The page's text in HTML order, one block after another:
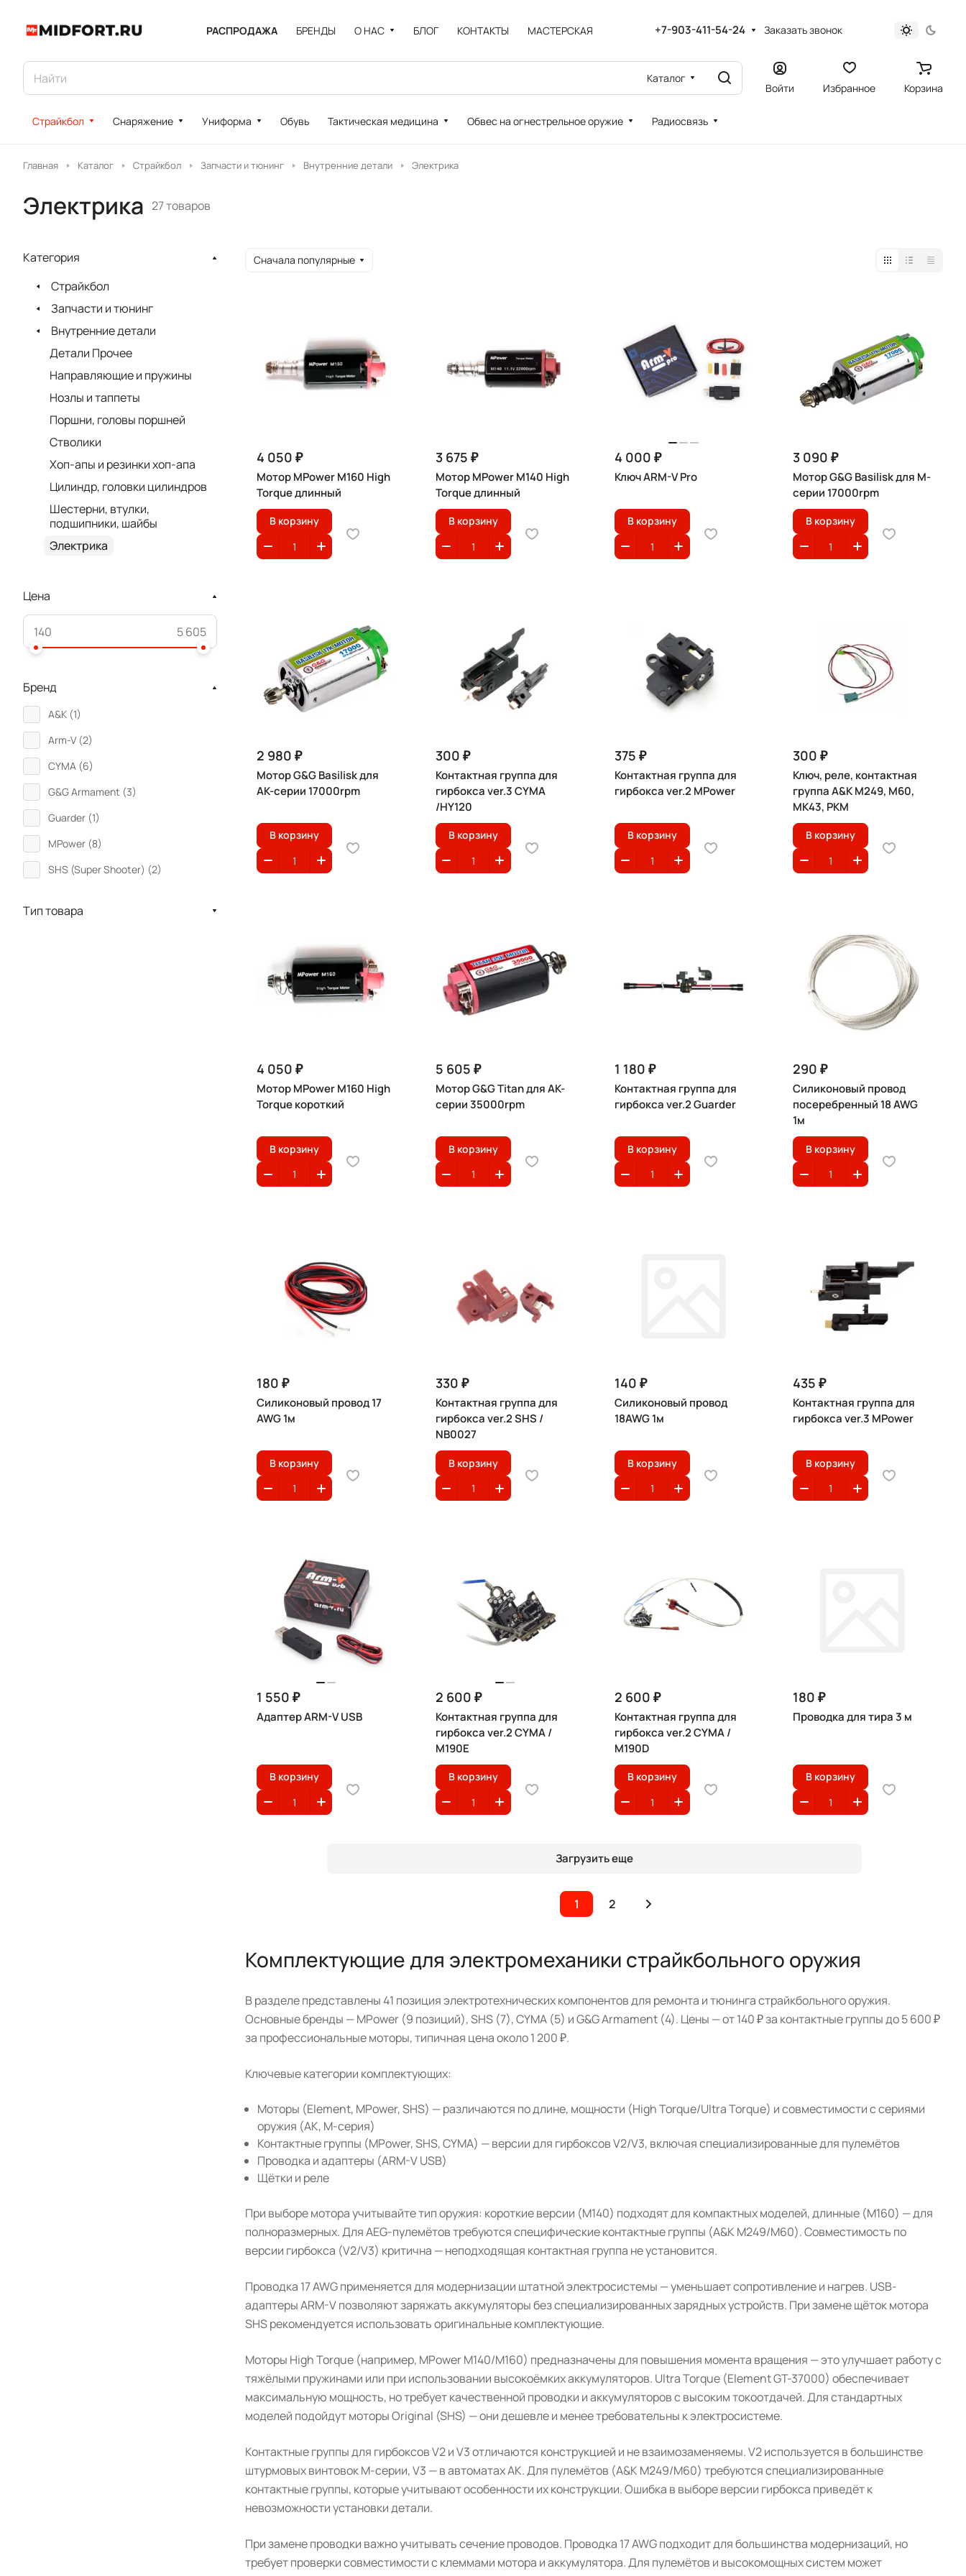
РАСПРОДАЖА БРЕНДЫ О НАС БЛОГ КОНТАКТЫ МАСТЕРСКАЯ +7-903-411-54-24 Заказать звонок
Каталог
Войти Избранное Корзина
Страйкбол Снаряжение Униформа Обувь Тактическая медицина Обвес на огнестрельное оружие Радиосвязь
Главная Каталог Страйкбол Запчасти и тюнинг Внутренние детали Электрика
Электрика 27 товаров
Сначала популярные
4 050 ₽
Мотор MPower M160 High
Torque длинный
В корзину
3 675 ₽
Мотор MPower M140 High
Torque длинный
В корзину
4 000 ₽
Ключ ARM-V Pro
В корзину
3 090 ₽
Мотор G&G Basilisk для М-
серии 17000rpm
В корзину
2 980 ₽
Мотор G&G Basilisk для
АК-серии 17000rpm
В корзину
300 ₽
Контактная группа для
гирбокса ver.3 CYMA
/HY120
В корзину
375 ₽
Контактная группа для
гирбокса ver.2 MPower
В корзину
300 ₽
Ключ, реле, контактная
группа A&K M249, M60,
MK43, PKM
В корзину
4 050 ₽
Мотор MPower M160 High
Torque короткий
В корзину
5 605 ₽
Мотор G&G Titan для АК-
серии 35000rpm
В корзину
1 180 ₽
Контактная группа для
гирбокса ver.2 Guarder
В корзину
290 ₽
Силиконовый провод
посеребренный 18 AWG
1м
В корзину
180 ₽
Силиконовый провод 17
AWG 1м
В корзину
330 ₽
Контактная группа для
гирбокса ver.2 SHS /
NB0027
В корзину
140 ₽
Силиконовый провод
18AWG 1м
В корзину
435 ₽
Контактная группа для
гирбокса ver.3 MPower
В корзину
1 550 ₽
Адаптер ARM-V USB
В корзину
2 600 ₽
Контактная группа для
гирбокса ver.2 CYMA /
M190E
В корзину
2 600 ₽
Контактная группа для
гирбокса ver.2 CYMA /
M190D
В корзину
180 ₽
Проводка для тира 3 м
В корзину
Загрузить еще
1 2
Комплектующие для электромеханики страйкбольного оружия
В разделе представлены 41 позиция электротехнических компонентов для ремонта и тюнинга страйкбольного оружия.
Основные бренды — MPower (9 позиций), SHS (7), CYMA (5) и G&G Armament (4). Цены — от 140 ₽ за контактные группы до 5 600 ₽
за профессиональные моторы, типичная цена около 1 200 ₽.
Ключевые категории комплектующих:
Моторы (Element, MPower, SHS) — различаются по длине, мощности (High Torque/Ultra Torque) и совместимости с сериями
оружия (АК, M-серия)
Контактные группы (MPower, SHS, CYMA) — версии для гирбоксов V2/V3, включая специализированные для пулемётов
Проводка и адаптеры (ARM-V USB)
Щётки и реле
При выборе мотора учитывайте тип оружия: короткие версии (M140) подходят для компактных моделей, длинные (M160) — для
полноразмерных. Для AEG-пулемётов требуются специфические контактные группы (A&K M249/M60). Совместимость по
версии гирбокса (V2/V3) критична — неподходящая контактная группа не установится.
Проводка 17 AWG применяется для модернизации штатной электросистемы — уменьшает сопротивление и нагрев. USB-
адаптеры ARM-V позволяют заряжать аккумуляторы без специализированных зарядных устройств. При замене щёток мотора
SHS рекомендуется использовать оригинальные комплектующие.
Моторы High Torque (например, MPower M140/M160) предназначены для повышения момента вращения — это улучшает работу с
тяжёлыми пружинами или при использовании высокоёмких аккумуляторов. Ultra Torque (Element GT-37000) обеспечивает
максимальную мощность, но требует качественной проводки и аккумуляторов с высоким токоотдачей. Для стандартных
моделей подойдут моторы Original (SHS) — они дешевле и менее требовательны к электросистеме.
Контактные группы для гирбоксов V2 и V3 отличаются конструкцией и не взаимозаменяемы. V2 используется в большинстве
штурмовых винтовок M-серии, V3 — в автоматах АК. Для пулемётов (A&K M249/M60) требуются специализированные
контактные группы, которые учитывают особенности их конструкции. Ошибка в выборе версии гирбокса приведёт к
невозможности установки детали.
При замене проводки важно учитывать сечение проводов. Проводка 17 AWG подходит для большинства модернизаций, но
требует проверки совместимости с клеммами мотора и аккумулятора. Для пулемётов и высокомощных систем может
Категория
Страйкбол
Запчасти и тюнинг
Внутренние детали
Детали Прочее
Направляющие и пружины
Нозлы и таппеты
Поршни, головы поршней
Стволики
Хоп-апы и резинки хоп-апа
Цилиндр, головки цилиндров
Шестерни, втулки,
подшипники, шайбы
Электрика
Цена
Бренд
A&K (1)
Arm-V (2)
CYMA (6)
G&G Armament (3)
Guarder (1)
MPower (8)
SHS (Super Shooter) (2)
Тип товара